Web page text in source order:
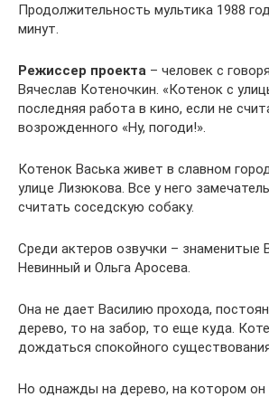
Продолжительность мультика 1988
минут.
Режиссер проекта – человек с
Вячеслав Котеночкин. «Котенок с
последняя работа в кино, если не
возрожденного «Ну, погоди!».
Котенок Васька живет в славном
улице Лизюкова. Все у него
считать соседскую собаку.
Среди актеров озвучки – знаменитые
Невинный и Ольга Аросева.
Она не дает Василию прохода,
дерево, то на забор, то еще куда.
дождаться спокойного
Но однажды на дерево, на котором он